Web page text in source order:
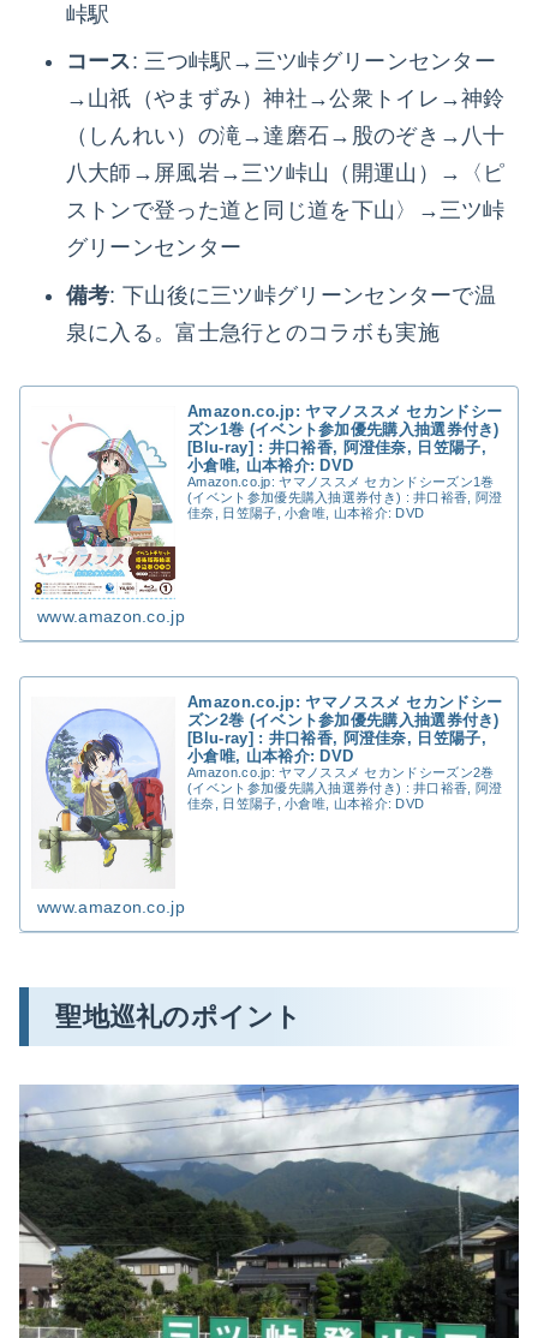
峠駅
コース: 三つ峠駅→三ツ峠グリーンセンター
→山祇（やまずみ）神社→公衆トイレ→神鈴
（しんれい）の滝→達磨石→股のぞき→八十
八大師→屏風岩→三ツ峠山（開運山）→〈ピ
ストンで登った道と同じ道を下山〉→三ツ峠
グリーンセンター
備考: 下山後に三ツ峠グリーンセンターで温
泉に入る。富士急行とのコラボも実施
Amazon.co.jp: ヤマノススメ セカンドシー
ズン1巻 (イベント参加優先購入抽選券付き)
[Blu-ray] : 井口裕香, 阿澄佳奈, 日笠陽子,
小倉唯, 山本裕介: DVD
Amazon.co.jp: ヤマノススメ セカンドシーズン1巻
(イベント参加優先購入抽選券付き) : 井口裕香, 阿澄
佳奈, 日笠陽子, 小倉唯, 山本裕介: DVD
www.amazon.co.jp
Amazon.co.jp: ヤマノススメ セカンドシー
ズン2巻 (イベント参加優先購入抽選券付き)
[Blu-ray] : 井口裕香, 阿澄佳奈, 日笠陽子,
小倉唯, 山本裕介: DVD
Amazon.co.jp: ヤマノススメ セカンドシーズン2巻
(イベント参加優先購入抽選券付き) : 井口裕香, 阿澄
佳奈, 日笠陽子, 小倉唯, 山本裕介: DVD
www.amazon.co.jp
聖地巡礼のポイント